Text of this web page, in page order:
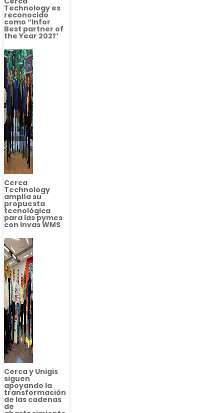
Technology es
reconocido
como “Infor
Best partner of
the Year 2021″
Cerca
Technology
amplía su
propuesta
tecnológica
para las pymes
con invas WMS
Cerca y Unigis
siguen
apoyando la
transformación
de las cadenas
de